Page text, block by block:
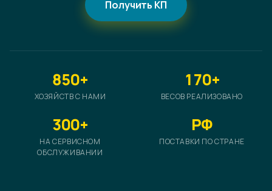
Получить КП
850+
ХОЗЯЙСТВ С НАМИ
170+
ВЕСОВ РЕАЛИЗОВАНО
300+
НА СЕРВИСНОМ
ОБСЛУЖИВАНИИ
РФ
ПОСТАВКИ ПО СТРАНЕ